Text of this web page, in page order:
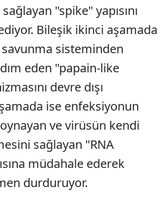
"spike" yapısını
Bileşik ikinci aşamada
sisteminden
eden "papain-like
devre dışı
ise enfeksiyonun
ve virüsün kendi
sağlayan "RNA
müdahale ederek
durduruyor.